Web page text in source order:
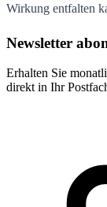
Wirkung entfalten
Newsletter
Erhalten Sie
direkt in Ihr